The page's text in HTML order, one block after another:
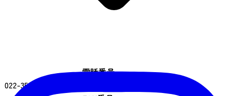
電話番号
022-354-3206